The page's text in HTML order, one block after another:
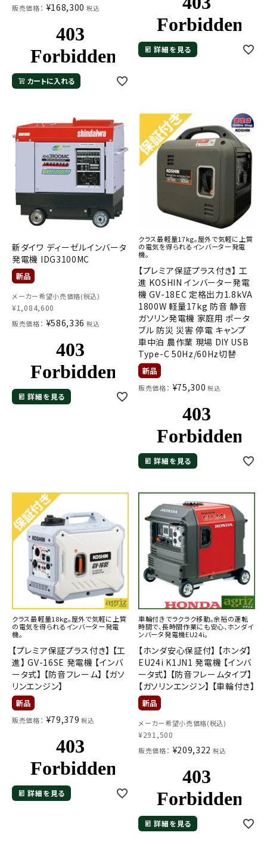
販売価格： ¥168,300 税込
カートに入れる
詳細を見る
新ダイワ ディーゼルインバータ
発電機 IDG3100MC
メーカー希望小売価格(税込)
¥1,084,600
販売価格： ¥586,336 税込
詳細を見る
クラス最軽量17kg。屋外で気軽に上質
の電気を得られるインバーター発電
機。
【プレミア保証プラス付き】 工
進 KOSHIN インバーター発電
機 GV-18EC 定格出力1.8kVA
1800W 軽量17kg 防音 静音
ガソリン発電機 家庭用 ポータ
ブル 防災 災害 停電 キャンプ
車中泊 農作業 現場 DIY USB
Type-C 50Hz/60Hz切替
販売価格： ¥75,300 税込
詳細を見る
クラス最軽量18kg。屋外で気軽に上質
の電気を得られるインバーター発電
機。
【プレミア保証プラス付き】 【工
進】 GV-16SE 発電機 【インバ
ータ式】 【防音フレーム】 【ガソ
リンエンジン】
販売価格： ¥79,379 税込
詳細を見る
車輪付きでラクラク移動。余裕の運転
時間で、長時間作業にも安心、ホンダイ
ンバータ発電機EU24i。
【ホンダ安心保証付】 【ホンダ】
EU24i K1JN1 発電機 【インバ
ータ式】 【防音フレームタイプ】
【ガソリンエンジン】 【車輪付き】
メーカー希望小売価格(税込)
¥291,500
販売価格： ¥209,322 税込
詳細を見る